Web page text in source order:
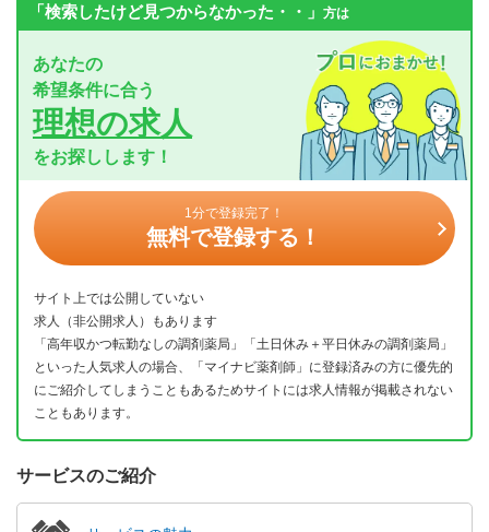
「検索したけど見つからなかった・・」 方は
あなたの
希望条件に合う
理想の求人
をお探しします！
1分で登録完了！
無料で登録する！
サイト上では公開していない
求人（非公開求人）もあります
「高年収かつ転勤なしの調剤薬局」「土日休み＋平日休みの調剤薬局」
といった人気求人の場合、「マイナビ薬剤師」に登録済みの方に優先的
にご紹介してしまうこともあるためサイトには求人情報が掲載されない
こともあります。
サービスのご紹介